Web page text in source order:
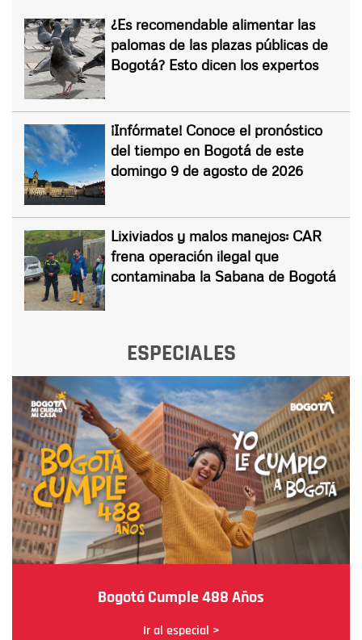
¿Es recomendable alimentar las
palomas de las plazas públicas de
Bogotá? Esto dicen los expertos
¡Infórmate! Conoce el pronóstico
del tiempo en Bogotá de este
domingo 9 de agosto de 2026
Lixiviados y malos manejos: CAR
frena operación ilegal que
contaminaba la Sabana de Bogotá
ESPECIALES
Bogotá Cumple 488 Años
Ir al especial >